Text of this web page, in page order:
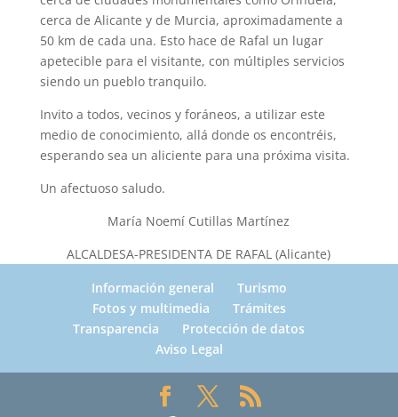
cerca de Alicante y de Murcia, aproximadamente a
50 km de cada una. Esto hace de Rafal un lugar
apetecible para el visitante, con múltiples servicios
siendo un pueblo tranquilo.
Invito a todos, vecinos y foráneos, a utilizar este
medio de conocimiento, allá donde os encontréis,
esperando sea un aliciente para una próxima visita.
Un afectuoso saludo.
María Noemí Cutillas Martínez
ALCALDESA-PRESIDENTA DE RAFAL (Alicante)
Información general
Turismo
Fotos y multimedia
Trámites
Transparencia
Protección de datos
Aviso Legal